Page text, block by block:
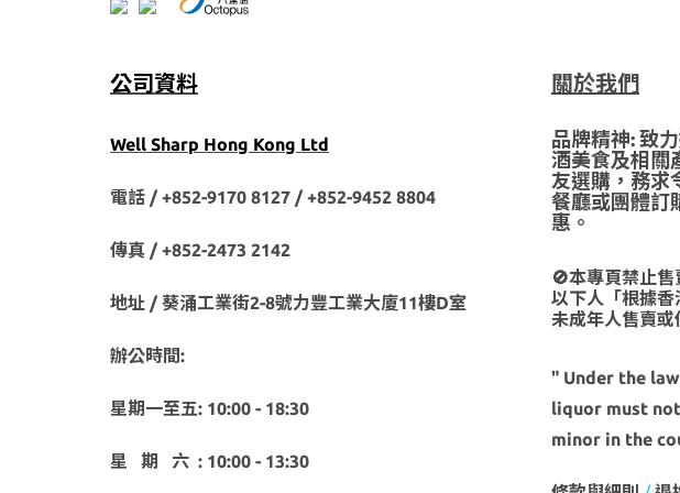
公司資料
Well Sharp Hong Kong Ltd
電話 / +852-9170 8127 /+852-9452 8804
傳真 / +852-2473 2142
地址 / 葵涌工業街2-8號力豐工業大廈11樓D室
辦公時間:
星期一至五: 10:00 - 18:30
星 期 六 : 10:00 - 13:30
關於我們
品牌精神: 致
酒美食及相關
友選購，務求
餐廳或團體訂
惠。
🚫本專頁禁止
以下人「根據
未成年人售賣或
" Under the
liquor must
minor in the